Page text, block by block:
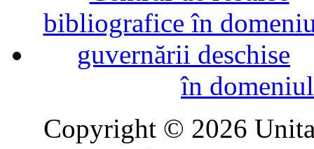
în
Copyright © 2026